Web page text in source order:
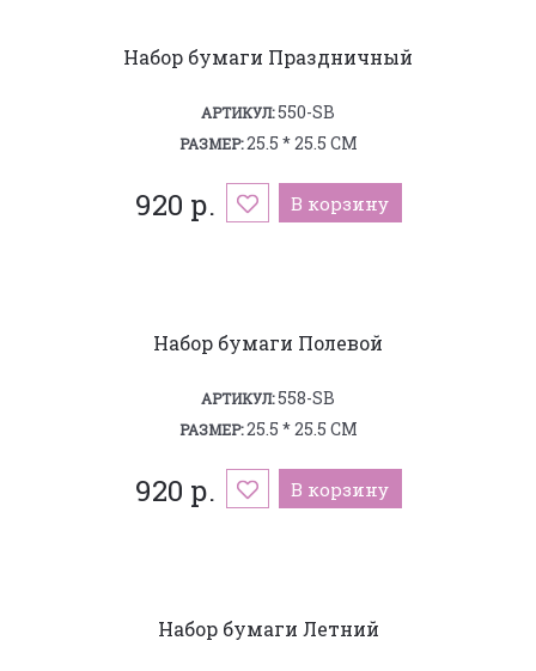
Набор бумаги Праздничный
АРТИКУЛ:550-SB
РАЗМЕР:25.5 * 25.5 СМ
920 р. В корзину
Набор бумаги Полевой
АРТИКУЛ:558-SB
РАЗМЕР:25.5 * 25.5 СМ
920 р. В корзину
Набор бумаги Летний